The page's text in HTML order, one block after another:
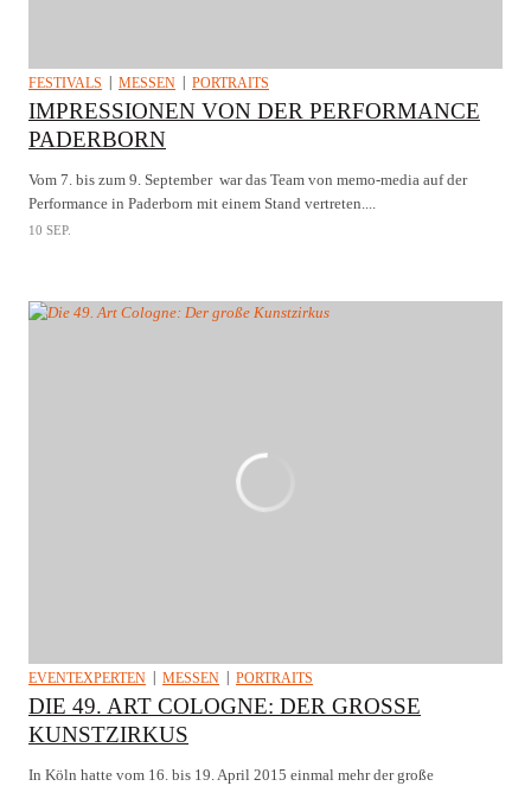
FESTIVALS MESSEN PORTRAITS
IMPRESSIONEN VON DER PERFORMANCE
PADERBORN
Vom 7. bis zum 9. September war das Team von memo-media auf der
Performance in Paderborn mit einem Stand vertreten....
10 SEP.
EVENTEXPERTEN MESSEN PORTRAITS
DIE 49. ART COLOGNE: DER GROSSE K
UNSTZIRKUS
In Köln hatte vom 16. bis 19. April 2015 einmal mehr der große